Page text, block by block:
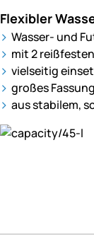
Flexibler
Wasser- und
mit 2
vielseitig
großes
aus stabilem,